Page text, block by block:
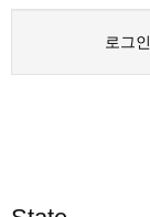
로그